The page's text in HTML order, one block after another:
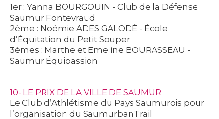
1er : Yanna BOURGOUIN - Club de la Défense
Saumur Fontevraud
2ème : Noémie ADES GALODÉ - École
d’Équitation du Petit Souper
3èmes : Marthe et Emeline BOURASSEAU -
Saumur Équipassion
10- LE PRIX DE LA VILLE DE SAUMUR
Le Club d’Athlétisme du Pays Saumurois pour
l’organisation du SaumurbanTrail